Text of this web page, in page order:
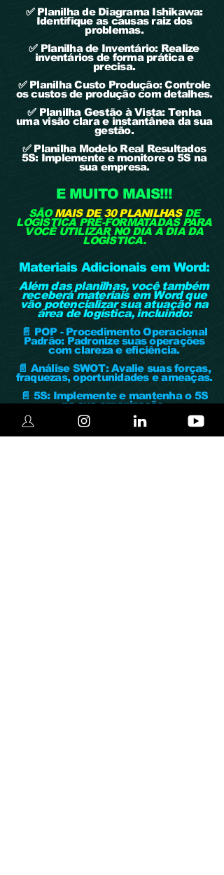
✅ Planilha de Diagrama Ishikawa:
Identifique as causas raiz dos
problemas.
✅ Planilha de Inventário: Realize
inventários de forma prática e
precisa.
✅ Planilha Custo Produção: Controle
os custos de produção com detalhes.
✅ Planilha Gestão à Vista: Tenha
uma visão clara e instantânea da sua
gestão.
✅ Planilha Modelo Real Resultados
5S: Implemente e monitore o 5S na
sua empresa.
E MUITO MAIS!!!
SÃOMAIS DE 30 PLANILHAS DE
LOGÍSTICA PRÉ-FORMATADAS PARA
VOCÊ UTILIZAR NO DIA A DIA DA
LOGÍSTICA.
Materiais Adicionais em Word:
Além das planilhas, você também
receberá materiais em Word que
vão potencializar sua atuação na
área de logística, incluindo:
📄 POP - Procedimento Operacional
Padrão: Padronize suas operações
com clareza e eficiência.
📄 Análise SWOT: Avalie suas forças,
fraquezas, oportunidades e ameaças.
📄 5S: Implemente e mantenha o 5S
na sua organização.
E muitos outros documentos